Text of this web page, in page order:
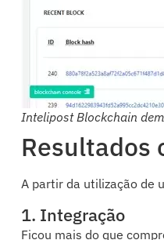
Intelipost Blockchain
Resultados
A partir da utilização de
1. Integração
Ficou mais do que